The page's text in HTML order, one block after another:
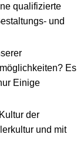
qualifizierte
und
Es
Einige
der
und mit